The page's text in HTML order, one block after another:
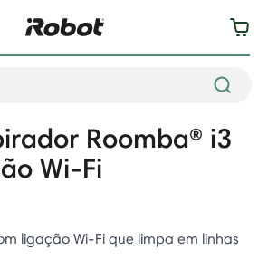
Roomba® i3
Wi-Fi
ligação Wi-Fi que limpa em linhas